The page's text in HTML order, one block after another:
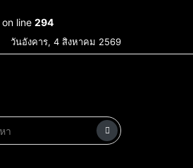
on line 294
วันอังคาร, 4 สิงหาคม 2569